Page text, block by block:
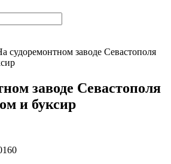
судоремонтном заводе Севастополя
заводе Севастополя
и буксир
0